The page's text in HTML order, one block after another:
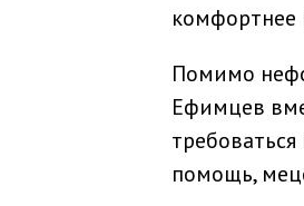
комфортнее
Помимо
Ефимцев
помощь,